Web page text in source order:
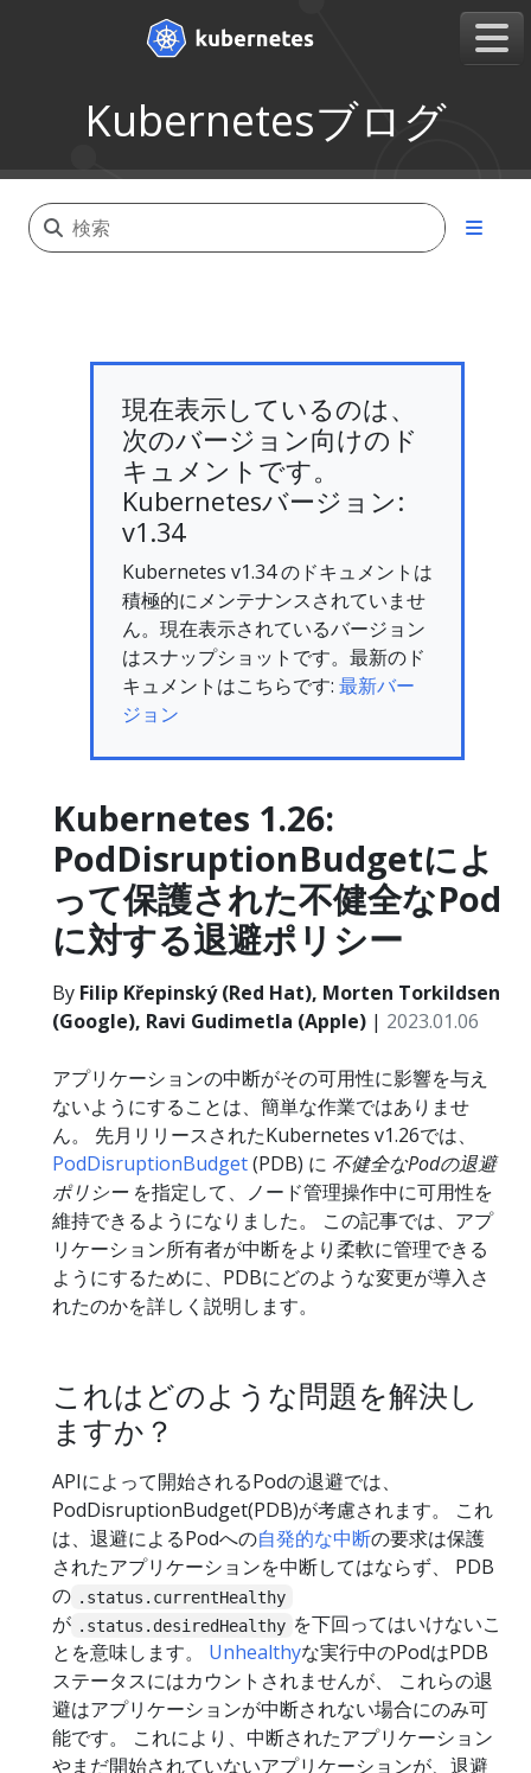
Kubernetesブログ
現在表示しているのは、
次のバージョン向けのド
キュメントです。
Kubernetesバージョン:
v1.34
Kubernetes v1.34 のドキュメントは
積極的にメンテナンスされていませ
ん。現在表示されているバージョン
はスナップショットです。最新のド
キュメントはこちらです: 最新バー
ジョン
Kubernetes 1.26:
PodDisruptionBudgetによ
って保護された不健全なPod
に対する退避ポリシー
By Filip Křepinský (Red Hat), Morten Torkildsen
(Google), Ravi Gudimetla (Apple) | 2023.01.06
アプリケーションの中断がその可用性に影響を与え
ないようにすることは、簡単な作業ではありませ
ん。 先月リリースされたKubernetes v1.26では、
PodDisruptionBudget(PDB) に 不健全なPodの退避
ポリシーを指定して、ノード管理操作中に可用性を
維持できるようになりました。 この記事では、アプ
リケーション所有者が中断をより柔軟に管理できる
ようにするために、PDBにどのような変更が導入さ
れたのかを詳しく説明します。
これはどのような問題を解決し
ますか？
APIによって開始されるPodの退避では、
PodDisruptionBudget(PDB)が考慮されます。 これ
は、退避によるPodへの自発的な中断の要求は保護
されたアプリケーションを中断してはならず、 PDB
の .status.currentHealthy
が .status.desiredHealthy を下回ってはいけないこ
とを意味します。 Unhealthyな実行中のPodはPDB
ステータスにはカウントされませんが、 これらの退
避はアプリケーションが中断されない場合にのみ可
能です。 これにより、中断されたアプリケーション
やまだ開始されていないアプリケーションが、退避